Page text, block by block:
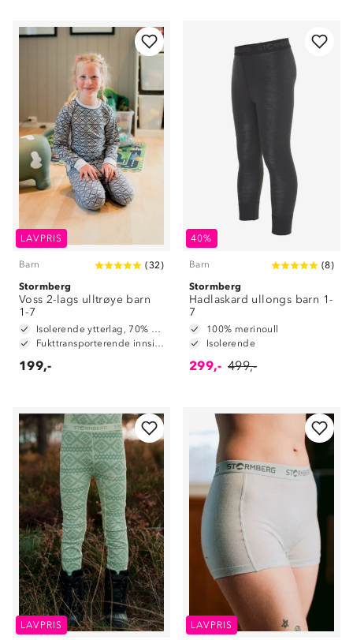
LAVPRIS
Barn (32)
Stormberg
Voss 2-lags ulltrøye barn
1-7
Isolerende ytterlag, 70% merinoull / 30% polyester
Fukttransporterende innside, 100% polyester
199,-
40%
Barn (8)
Stormberg
Hadlaskard ullongs barn 1-
7
100% merinoull
Isolerende
299,- 499,-
LAVPRIS LAVPRIS